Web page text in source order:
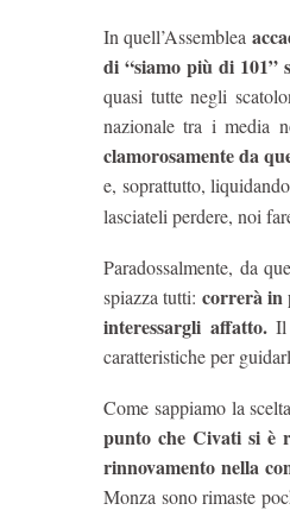
In quell’Assemblea
di “siamo più di 101”
quasi tutte negli
nazionale tra i media
clamorosamente da
e, soprattutto,
lasciateli perdere, noi
Paradossalmente, da
spiazza tutti: correrà in
interessargli affatto.Il
caratteristiche per
Come sappiamo la
punto che Civati si è
rinnovamento nella
Monza sono rimaste